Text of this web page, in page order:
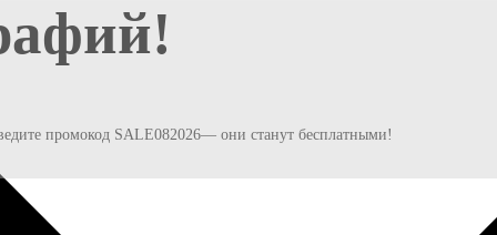
промокод SALE082026— они станут бесплатными!